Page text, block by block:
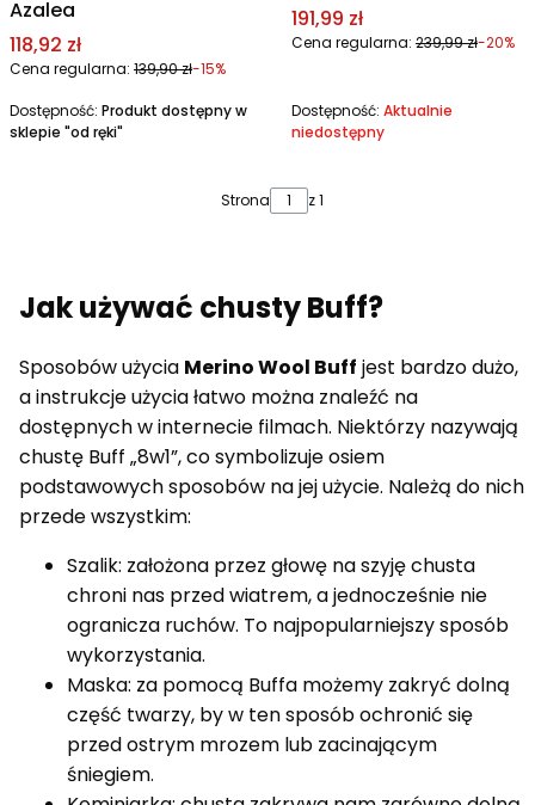
Azalea
Cena promocyjna
118,92 zł
Cena regularna: 139,90 zł-15%
Dostępność: Produkt dostępny w
sklepie "od ręki"
Cena promocyjna
191,99 zł
Cena regularna: 239,99 zł-20%
Dostępność: Aktualnie
niedostępny
Strona z 1
Jak używać chusty Buff?
Sposobów użycia Merino Wool Buff jest bardzo dużo,
a instrukcje użycia łatwo można znaleźć na
dostępnych w internecie filmach. Niektórzy nazywają
chustę Buff „8w1”, co symbolizuje osiem
podstawowych sposobów na jej użycie. Należą do nich
przede wszystkim:
Szalik: założona przez głowę na szyję chusta
chroni nas przed wiatrem, a jednocześnie nie
ogranicza ruchów. To najpopularniejszy sposób
wykorzystania.
Maska: za pomocą Buffa możemy zakryć dolną
część twarzy, by w ten sposób ochronić się
przed ostrym mrozem lub zacinającym
śniegiem.